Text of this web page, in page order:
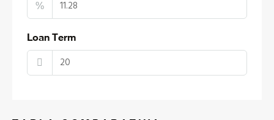
%
Loan Term